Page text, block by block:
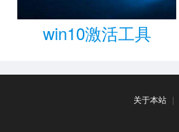
win10激活工具
关于本站 |